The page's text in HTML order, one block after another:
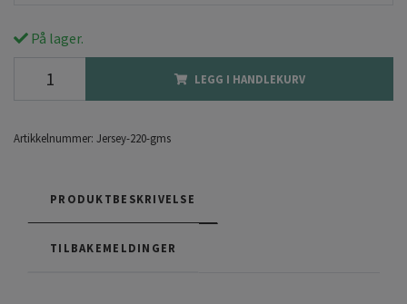
På lager.
LEGG I HANDLEKURV
Artikkelnummer: Jersey-220-gms
PRODUKTBESKRIVELSE
TILBAKEMELDINGER